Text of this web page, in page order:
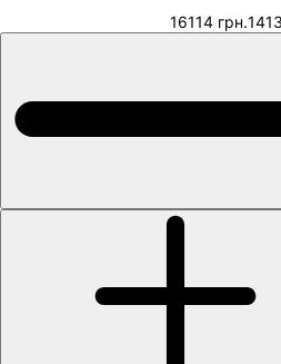
16114 грн.